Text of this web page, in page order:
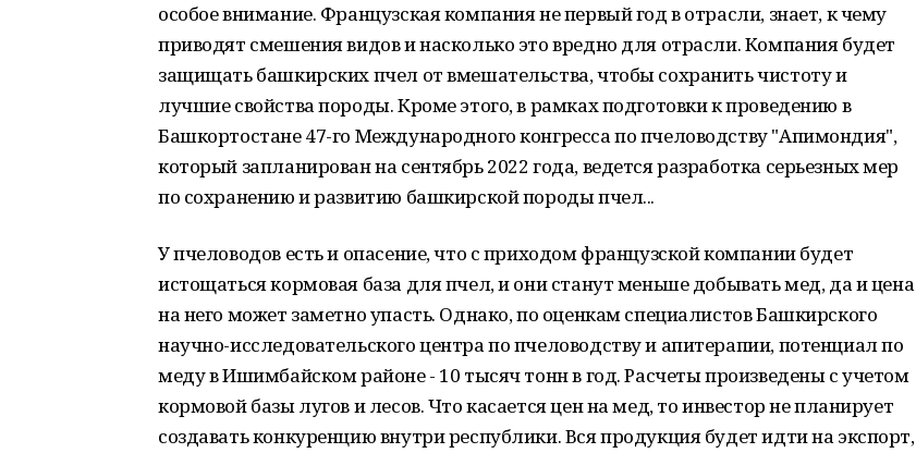
особое внимание. Французская компания не первый год в отрасли, знает, к чему
приводят смешения видов и насколько это вредно для отрасли. Компания будет
защищать башкирских пчел от вмешательства, чтобы сохранить чистоту и
лучшие свойства породы. Кроме этого, в рамках подготовки к проведению в
Башкортостане 47-го Международного конгресса по пчеловодству "Апимондия",
который запланирован на сентябрь 2022 года, ведется разработка серьезных мер
по сохранению и развитию башкирской породы пчел...
У пчеловодов есть и опасение, что с приходом французской компании будет
истощаться кормовая база для пчел, и они станут меньше добывать мед, да и цена
на него может заметно упасть. Однако, по оценкам специалистов Башкирского
научно-исследовательского центра по пчеловодству и апитерапии, потенциал по
меду в Ишимбайском районе - 10 тысяч тонн в год. Расчеты произведены с учетом
кормовой базы лугов и лесов. Что касается цен на мед, то инвестор не планирует
создавать конкуренцию внутри республики. Вся продукция будет идти на экспорт,